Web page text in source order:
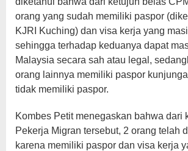
orang yang sudah memiliki paspor
KJRI Kuching) dan visa kerja yang
sehingga terhadap keduanya dapat
Malaysia secara sah atau legal,
orang lainnya memiliki paspor
tidak memiliki paspor.
Kombes Petit menegaskan bahwa dari
Pekerja Migran tersebut, 2 orang telah
karena memiliki paspor dan visa kerja